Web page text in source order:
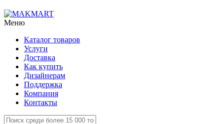
Меню
Каталог товаров
Услуги
Доставка
Как купить
Дизайнерам
Поддержка
Компания
Контакты